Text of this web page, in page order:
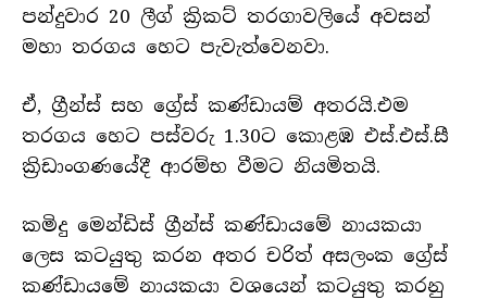
පන්දුවාර 20 ලීග් ක්‍රිකට් තරගාවලියේ අවසන්
මහා තරගය හෙට පැවැත්වෙනවා.
ඒ, ග්‍රීන්ස් සහ ග්‍රේස් කණ්ඩායම් අතරයි.එම
තරගය හෙට පස්වරු 1.30ට කොළඹ එස්.එස්.සී
ක්‍රිඩාංගණයේදී ආරම්භ වීමට නියමිතයි.
කමිදු මෙන්ඩිස් ග්‍රීන්ස් කණ්ඩායමේ නායකයා
ලෙස කටයුතු කරන අතර චරිත් අසලංක ග්‍රේස්
කණ්ඩායමේ නායකයා වශයෙන් කටයුතු කරනු